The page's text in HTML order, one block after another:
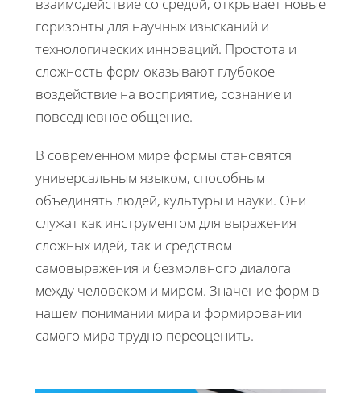
горизонты для научных изысканий и
технологических инноваций. Простота и
сложность форм оказывают глубокое
воздействие на восприятие, сознание и
повседневное общение.
В современном мире формы становятся
универсальным языком, способным
объединять людей, культуры и науки. Они
служат как инструментом для выражения
сложных идей, так и средством
самовыражения и безмолвного диалога
между человеком и миром. Значение форм в
нашем понимании мира и формировании
самого мира трудно переоценить.